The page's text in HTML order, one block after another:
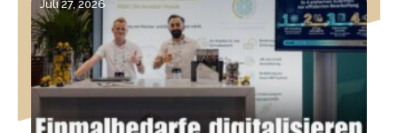
Juli 27, 2026